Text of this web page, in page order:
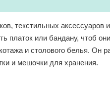
текстильных
платок или бандану, чтоб
и столового белья.
и мешочки для хранения.